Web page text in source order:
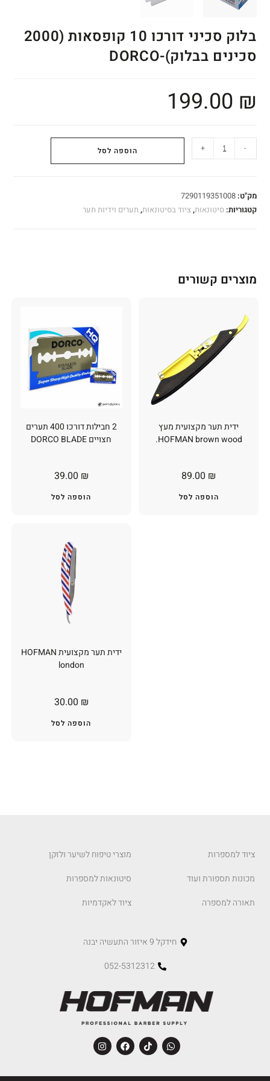
בלוק סכיני דורכו 10 קופסאות (2000
סכינים בבלוק)-DORCO
199.00 ₪
-
+ הוספה לסל
מק"ט:7290119351008
קטגוריות:סיטונאות,ציוד בסיטונאות, תערים וידיות תער
מוצרים קשורים
2 חבילות דורכו 400 תערים
חצויים DORCO BLADE
39.00 ₪
הוספה לסל
ידית תער מקצועית מעץ
HOFMAN brown wood.
89.00 ₪
הוספה לסל
ידית תער מקצועית HOFMAN
london
30.00 ₪
הוספה לסל
ציוד למספרות
מכונות תספורת ועוד
תאורה למספרה
מוצרי טיפוח לשיער ולזקן
סיטונאות למספרות
ציוד לאקדמיות
חידקל 9 איזור התעשיה יבנה
052-5312312